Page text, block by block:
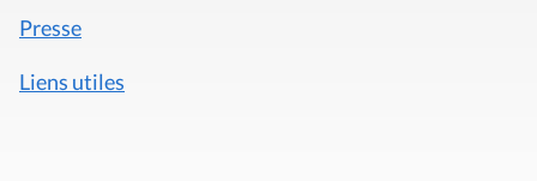
Presse
Liens utiles